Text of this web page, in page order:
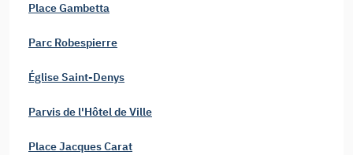
Place Gambetta
Parc Robespierre
Église Saint-Denys
Parvis de l'Hôtel de Ville
Place Jacques Carat